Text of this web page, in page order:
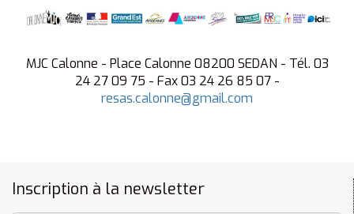
MJC Calonne - Place Calonne 08200 SEDAN - Tél. 03
24 27 09 75 - Fax 03 24 26 85 07 -
resas.calonne@gmail.com
Inscription à la newsletter